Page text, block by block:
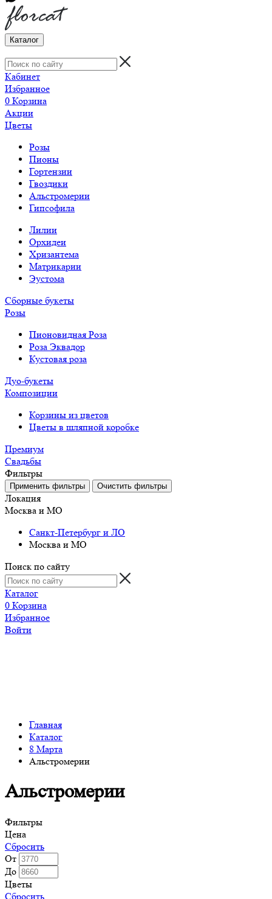
Каталог
Кабинет
Избранное
0 Корзина
Акции
Цветы
Розы
Пионы
Гортензии
Гвоздики
Альстромерии
Гипсофила
Лилии
Орхидеи
Хризантема
Матрикарии
Эустома
Сборные букеты
Розы
Пионовидная Роза
Роза Эквадор
Кустовая роза
Дуо-букеты
Композиции
Корзины из цветов
Цветы в шляпной коробке
Премиум
Свадьбы
Фильтры
Локация
Москва и МО
Санкт-Петербург и ЛО
Москва и МО
Поиск по сайту
Каталог
0 Корзина
Избранное
Войти
Главная
Каталог
8 Марта
Альстромерии
Альстромерии
Фильтры
Цена
Сбросить
От
До
Цветы
Сбросить